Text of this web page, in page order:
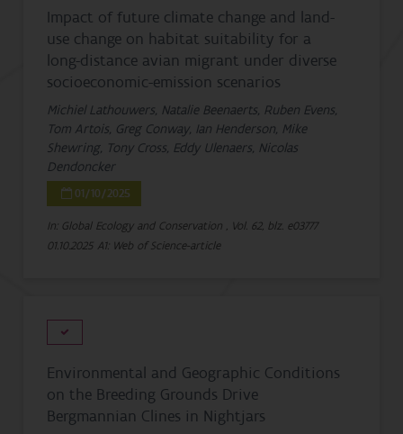
Impact of future climate change and land-
use change on habitat suitability for a
long-distance avian migrant under diverse
socioeconomic-emission scenarios
Michiel Lathouwers, Natalie Beenaerts, Ruben Evens,
Tom Artois, Greg Conway, Ian Henderson, Mike
Shewring, Tony Cross, Eddy Ulenaers, Nicolas
Dendoncker
01/10/2025
In: Global Ecology and Conservation , Vol. 62, blz. e03777
01.10.2025 A1: Web of Science-article
Environmental and Geographic Conditions
on the Breeding Grounds Drive
Bergmannian Clines in Nightjars